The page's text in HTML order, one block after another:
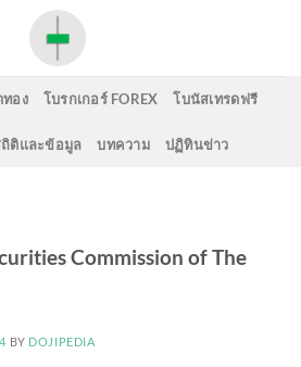
ทอง โบรกเกอร์ FOREX โบนัสเทรดฟรี
ติและข้อมูล บทความ ปฏิทินข่าว
Commission of The
BY DOJIPEDIA